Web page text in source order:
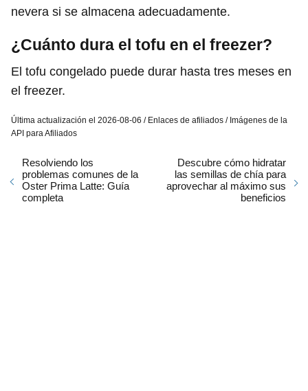
nevera si se almacena adecuadamente.
¿Cuánto dura el tofu en el freezer?
El tofu congelado puede durar hasta tres meses en
el freezer.
Última actualización el 2026-08-06 / Enlaces de afiliados / Imágenes de la
API para Afiliados
Resolviendo los
problemas comunes de la
Oster Prima Latte: Guía
completa
Descubre cómo hidratar
las semillas de chía para
aprovechar al máximo sus
beneficios